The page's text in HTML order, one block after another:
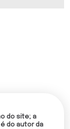
do site; a
do autor da